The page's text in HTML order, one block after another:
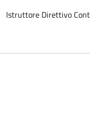
Istruttore Direttivo